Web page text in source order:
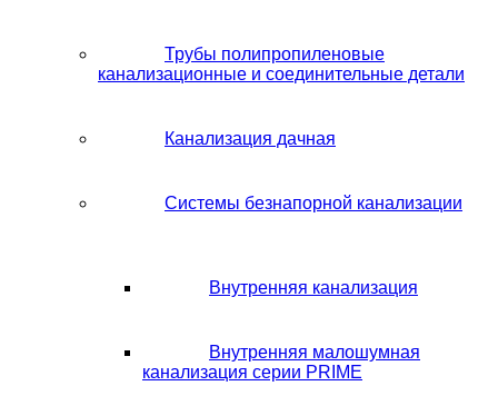
Трубы полипропиленовые
канализационные и соединительные детали
Канализация дачная
Системы безнапорной канализации
Внутренняя канализация
Внутренняя малошумная
канализация серии PRIME